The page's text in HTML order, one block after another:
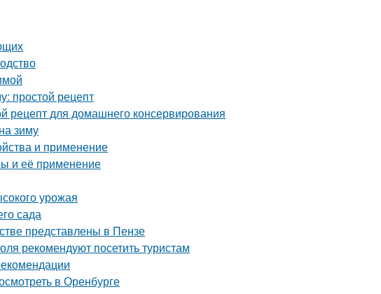
простой рецепт
для домашнего консервирования
зиму
и применение
и её применение
урожая
сада
представлены в Пензе
рекомендуют посетить туристам
в Оренбурге